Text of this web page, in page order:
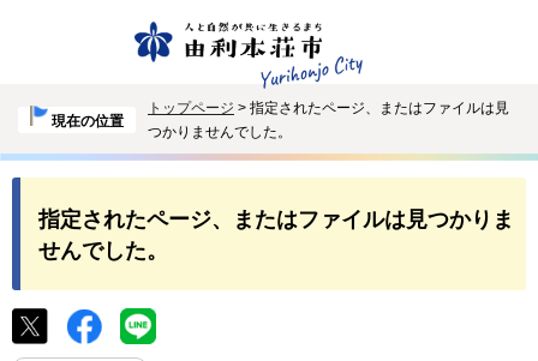
現在の位置
トップページ > 指定されたページ、またはファイルは見
つかりませんでした。
指定されたページ、またはファイルは見つかりま
せんでした。